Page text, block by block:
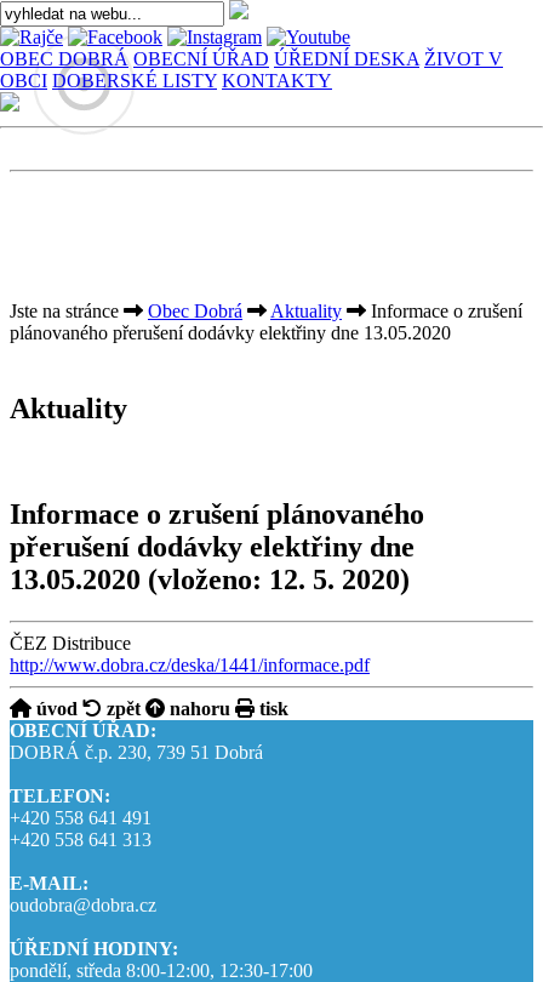
OBEC DOBRÁ OBECNÍ ÚŘAD ÚŘEDNÍ DESKA ŽIVOT V
OBCI DOBERSKÉ LISTY KONTAKTY
Jste na stránce Obec Dobrá Aktuality
Informace o zrušení
plánovaného přerušení dodávky elektřiny dne 13.05.2020
Aktuality
Informace o zrušení plánovaného
přerušení dodávky elektřiny dne
13.05.2020 (vloženo: 12. 5. 2020)
ČEZ Distribuce
http://www.dobra.cz/deska/1441/informace.pdf
úvod zpět nahoru
tisk
OBECNÍ ÚŘAD:
DOBRÁ č.p. 230, 739 51 Dobrá
TELEFON:
+420 558 641 491
+420 558 641 313
E-MAIL:
oudobra@dobra.cz
ÚŘEDNÍ HODINY:
pondělí, středa 8:00-12:00, 12:30-17:00